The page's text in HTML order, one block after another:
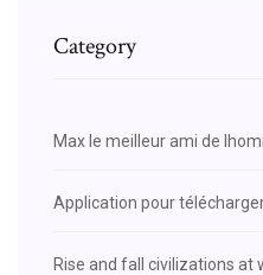
Category
Max le meilleur ami de
Application pour
Rise and fall civilizations at